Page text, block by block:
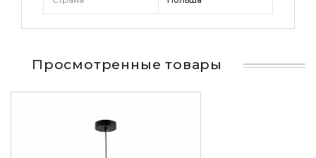
Просмотренные товары